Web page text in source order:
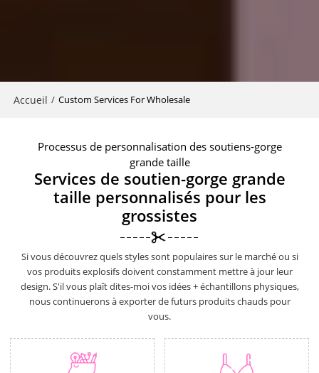
Accueil / Custom Services For Wholesale
Processus de personnalisation des soutiens-gorge
grande taille
Services de soutien-gorge grande
taille personnalisés pour les
grossistes
Si vous découvrez quels styles sont populaires sur le marché ou si
vos produits explosifs doivent constamment mettre à jour leur
design. S'il vous plaît dites-moi vos idées + échantillons physiques,
nous continuerons à exporter de futurs produits chauds pour
vous.